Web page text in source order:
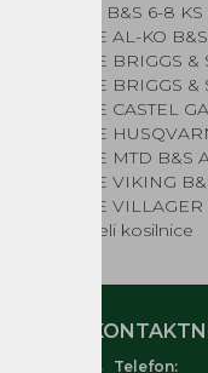
Igla plovca B&S 6-8
KOSILNICE AL-KO
KOSILNICE BRIGGS &
KOSILNICE BRIGGS &
KOSILNICE CASTEL
KOSILNICE
KOSILNICE MTD B&S
KOSILNICE VIKING
KOSILNICE
Rezervni deli kosilnice
Telefon: